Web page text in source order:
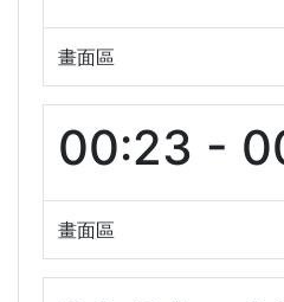
畫面區
00:23 -
畫面區